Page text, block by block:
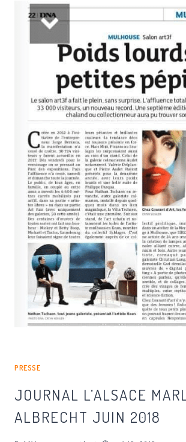
PRESSE
JOURNAL L’ALSACE
ALBRECHT JUIN 2018